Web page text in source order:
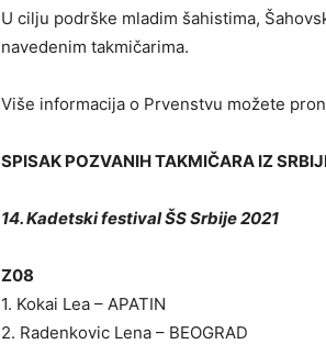
U cilju podrške mladim šahistima,
navedenim takmičarima.
Više informacija o Prvenstvu možete
SPISAK POZVANIH TAKMIČARA IZ
14. Kadetski festival ŠS Srbije 2021
Z08
1. Kokai Lea – APATIN
2. Radenkovic Lena – BEOGRAD